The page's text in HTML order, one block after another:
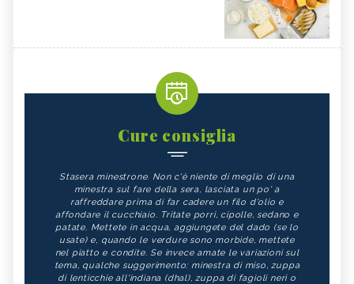
Cure consiglia
Stasera minestrone. Non c'è niente di meglio di una
minestra sul fare della sera, lasciata un po' a
raffreddare prima di far cadere un filo d'olio e
affondare il cucchiaio. Tritate porri, cipolle, sedano e
patate. Mettete in acqua, aggiungete del dado (se lo
usate) e, quando le verdure sono morbide, mettete
nel piatto e condite. Se invece amate le variazioni sul
tema, qualche suggerimento: minestra di miso, zuppa
di lenticchie all'indiana (dhal), zuppa di fagioli neri o